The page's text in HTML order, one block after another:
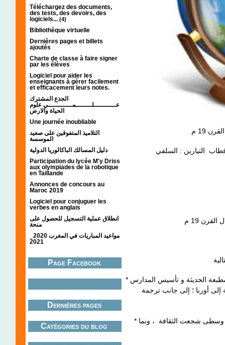
Téléchargez des documents,
des tests, des devoirs, des
logiciels... (4)
Bibliothèque virtuelle
Dernières pages et billets
ajoutés
Charte de classe à faire signer
par les élèves
Logiciel pour aider les
enseignants à gérer facilement
et efficacement leurs notes.
الجذع المشترك
عـــــــــــلــــــــمــــــــــــي علوم
الحياة والارض
Une journée inoubliable
التلاميذ المتفوقين على صعيد
الموسسة
دليل المسالك الباكالوريا الدولية
Participation du lycée M'y Driss
aux olympiades de la robotique
en Taillande
Annonces de concours au
Maroc 2019
Logiciel pour conjuguer les
verbes en anglais
انطلاق عملية التسجيل للحصول على
منحة
2021
Page Facebook
Dernières pages
Catégories du blog
19 م
التيارين : السلفي
القرن 19 م
* عوامل ثقافية : شهدت مصر و سوريا و لبنان إدخال المطبعة الحديثة و تأسيس المدارس
إلى أوربا ؛ إلى جانب ترجمة
* عوامل اجتماعية : ظهرت في مصر و بلاد الشام طبقة وسطى شجعت الثقافة ، ونما